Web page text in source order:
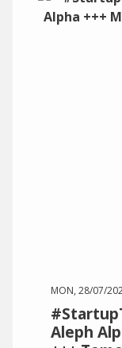
MON, 28/07/
Aleph